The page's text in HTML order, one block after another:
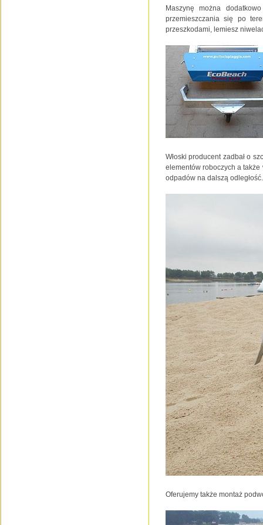
Maszynę można
przemieszczania się po
przeszkodami, lemiesz
Włoski producent zadbał o
elementów roboczych a
odpadów na dalszą odległość.
Oferujemy także montaż